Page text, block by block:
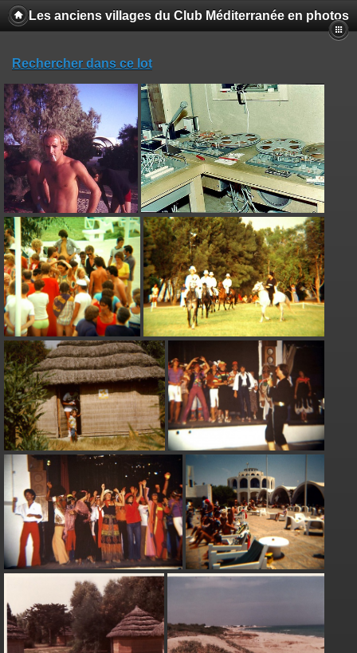
Les anciens villages du Club Méditerranée en photos
Rechercher dans ce lot